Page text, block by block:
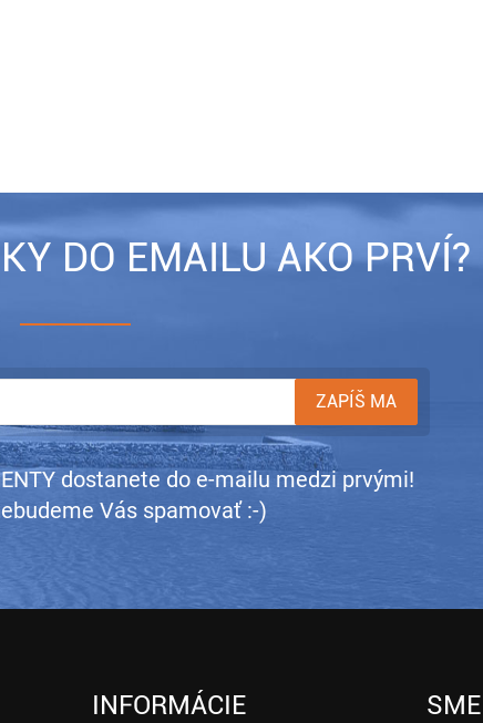
DO EMAILU AKO PRVÍ?
dostanete do e-mailu medzi prvými!
Vás spamovať :-)
INFORMÁCIE